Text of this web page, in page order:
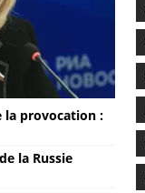
la provocation :
la Russie